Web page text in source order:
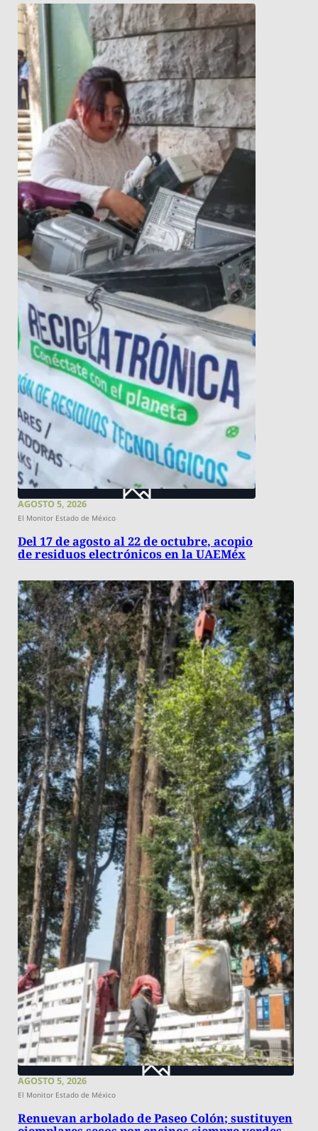
AGOSTO 5, 2026
El Monitor Estado de México
Del 17 de agosto al 22 de octubre, acopio
de residuos electrónicos en la UAEMéx
AGOSTO 5, 2026
El Monitor Estado de México
Renuevan arbolado de Paseo Colón; sustituyen